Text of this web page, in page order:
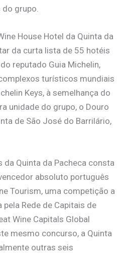
grupo.
House Hotel da Quinta da
da curta lista de 55 hotéis
reputado Guia Michelin,
turísticos mundiais
Keys, à semelhança do
unidade do grupo, o Douro
de São José do Barrilário,
da Quinta da Pacheca consta
absoluto português
Tourism, uma competição a
Rede de Capitais de
Wine Capitals Global
mesmo concurso, a Quinta
outras seis